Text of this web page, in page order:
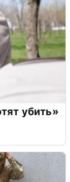
убить»